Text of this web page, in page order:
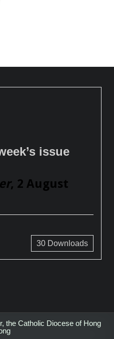
issue
, 2 August
30Downloads
the Catholic Diocese of Hong